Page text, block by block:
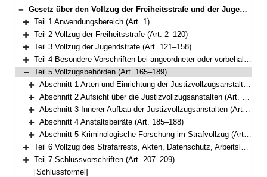
Bereich reduzieren
Gesetz über den Vollzug der Freiheitsstrafe und der Jugendstrafe (Bayerisches Strafvollzugsgesetz – BayStVollzG) Vom 10. Dezember 2007 (GVBl. S. 866) BayRS 312-2-1-J (Art. 1–209)
Bereich erweitern
Teil 1 Anwendungsbereich (Art. 1)
Bereich erweitern
Teil 2 Vollzug der Freiheitsstrafe (Art. 2–120)
Bereich erweitern
Teil 3 Vollzug der Jugendstrafe (Art. 121–158)
Bereich erweitern
Teil 4 Besondere Vorschriften bei angeordneter oder vorbehaltener Sicherungsverwahrung (Art. 159–164)
Bereich reduzieren
Teil 5 Vollzugsbehörden (Art. 165–189)
Bereich erweitern
Abschnitt 1 Arten und Einrichtung der Justizvollzugsanstalten (Art. 165–172)
Bereich erweitern
Abschnitt 2 Aufsicht über die Justizvollzugsanstalten (Art. 173–174)
Bereich erweitern
Abschnitt 3 Innerer Aufbau der Justizvollzugsanstalten (Art. 175–184)
Bereich erweitern
Abschnitt 4 Anstaltsbeiräte (Art. 185–188)
Bereich erweitern
Abschnitt 5 Kriminologische Forschung im Strafvollzug (Art. 189)
Bereich erweitern
Teil 6 Vollzug des Strafarrests, Akten, Datenschutz, Arbeitslosenversicherung (Art. 190–206)
Bereich erweitern
Teil 7 Schlussvorschriften (Art. 207–209)
[Schlussformel]